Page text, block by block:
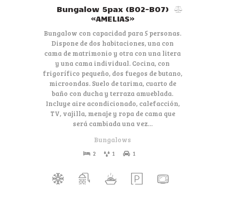
Bungalow 5pax (B02-B07)
«AMELIAS»
Bungalow con capacidad para 5 personas.
Dispone de dos habitaciones, una con
cama de matrimonio y otra con una litera
y una cama individual. Cocina, con
frigorífico pequeño, dos fuegos de butano,
microondas. Suelo de tarima, cuarto de
baño con ducha y terraza amueblada.
Incluye aire acondicionado, calefacción,
TV, vajilla, menaje y ropa de cama que
será cambiada una vez…
Bungalows
2 1 1